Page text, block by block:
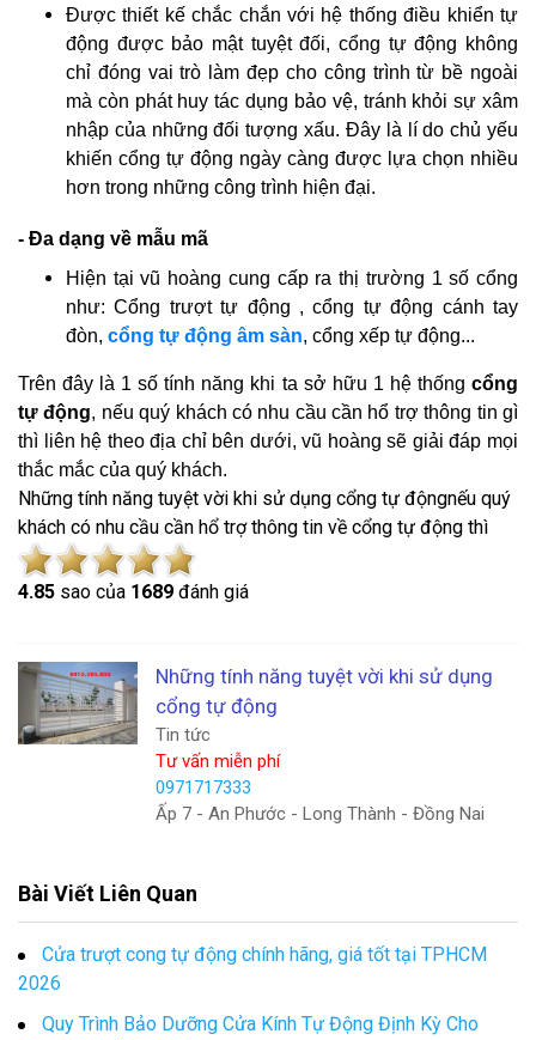
Được thiết kế chắc chắn với hệ thống điều khiển tự
động được bảo mật tuyệt đối, cổng tự động không
chỉ đóng vai trò làm đẹp cho công trình từ bề ngoài
mà còn phát huy tác dụng bảo vệ, tránh khỏi sự xâm
nhập của những đối tượng xấu. Đây là lí do chủ yếu
khiến cổng tự động ngày càng được lựa chọn nhiều
hơn trong những công trình hiện đại.
- Đa dạng về mẫu mã
Hiện tại vũ hoàng cung cấp ra thị trường 1 số cổng
như: Cổng trượt tự động , cổng tự động cánh tay
đòn, cổng tự động âm sàn, cổng xếp tự động...
Trên đây là 1 số tính năng khi ta sở hữu 1 hệ thống cổng
tự động, nếu quý khách có nhu cầu cần hổ trợ thông tin gì
thì liên hệ theo địa chỉ bên dưới, vũ hoàng sẽ giải đáp mọi
thắc mắc của quý khách.
Những tính năng tuyệt vời khi sử dụng cổng tự độngnếu quý
khách có nhu cầu cần hổ trợ thông tin về cổng tự động thì
4.85 sao của 1689 đánh giá
Những tính năng tuyệt vời khi sử dụng
cổng tự động
Tin tức
Tư vấn miễn phí
0971717333
Ấp 7 - An Phước - Long Thành - Đồng Nai
Bài Viết Liên Quan
Cửa trượt cong tự động chính hãng, giá tốt tại TPHCM
2026
Quy Trình Bảo Dưỡng Cửa Kính Tự Động Định Kỳ Cho